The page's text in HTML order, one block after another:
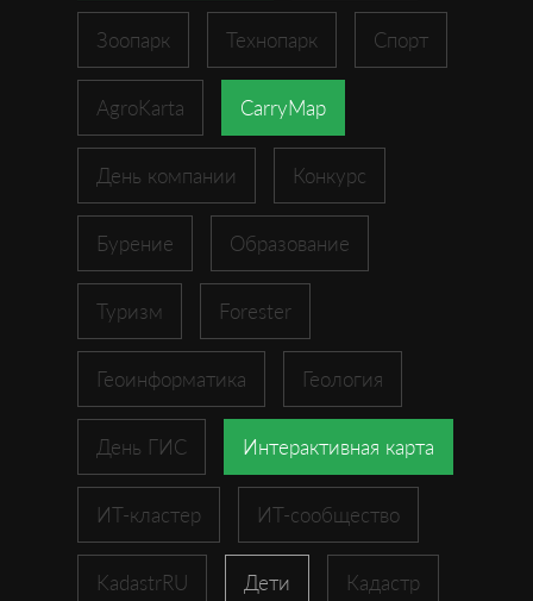
Зоопарк Технопарк Спорт
AgroKarta CarryMap
День компании Конкурс
Бурение Образование
Туризм Forester
Геоинформатика Геология
День ГИС Интерактивная карта
ИТ-кластер ИТ-сообщество
KadastrRU Дети Кадастр